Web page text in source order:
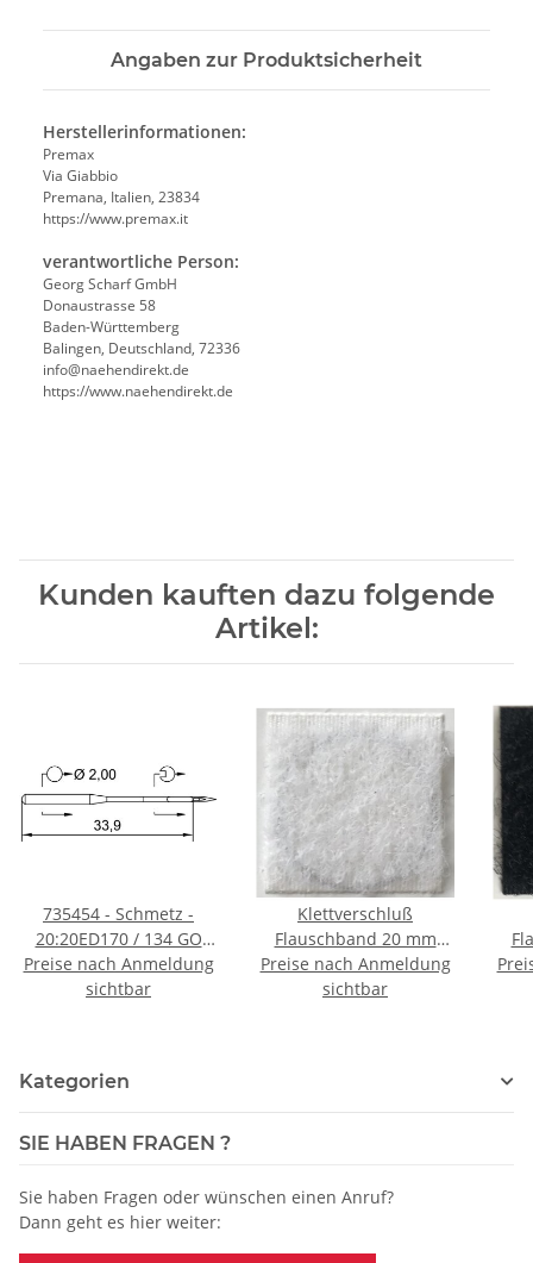
Angaben zur Produktsicherheit
Herstellerinformationen:
Premax
Via Giabbio
Premana, Italien, 23834
https://www.premax.it
verantwortliche Person:
Georg Scharf GmbH
Donaustrasse 58
Baden-Württemberg
Balingen, Deutschland, 72336
info@naehendirekt.de
https://www.naehendirekt.de
Kunden kauften dazu folgende
Artikel:
735454 - Schmetz -
20:20ED170 / 134 GO
RRT Nadeldicke: 70 /
Preis pro Karte á 10
Preise nach Anmeldung
sichtbar
Klettverschluß
Flauschband 20 mm
weiss zum Aufnähen -
Rolle á 25 m
Preise nach Anmeldung
sichtbar
Kategorien
SIE HABEN FRAGEN ?
Sie haben Fragen oder wünschen einen Anruf?
Dann geht es hier weiter: